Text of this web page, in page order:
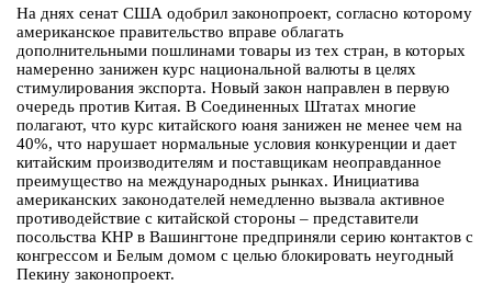
На днях сенат США одобрил законопроект, согласно которому
американское правительство вправе облагать
дополнительными пошлинами товары из тех стран, в которых
намеренно занижен курс национальной валюты в целях
стимулирования экспорта. Новый закон направлен в первую
очередь против Китая. В Соединенных Штатах многие
полагают, что курс китайского юаня занижен не менее чем на
40%, что нарушает нормальные условия конкуренции и дает
китайским производителям и поставщикам неоправданное
преимущество на международных рынках. Инициатива
американских законодателей немедленно вызвала активное
противодействие с китайской стороны – представители
посольства КНР в Вашингтоне предприняли серию контактов с
конгрессом и Белым домом с целью блокировать неугодный
Пекину законопроект.